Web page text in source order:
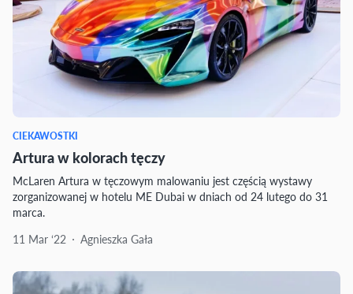
CIEKAWOSTKI
Artura w kolorach tęczy
McLaren Artura w tęczowym malowaniu jest częścią wystawy
zorganizowanej w hotelu ME Dubai w dniach od 24 lutego do 31
marca.
11 Mar ‘22
Agnieszka Gała